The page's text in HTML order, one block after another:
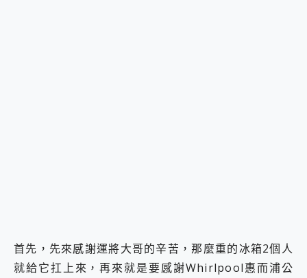
首先，先來感謝運將大哥的辛苦，那麼重的冰箱2個人
就給它扛上來，再來就是要感謝Whirlpool惠而浦公